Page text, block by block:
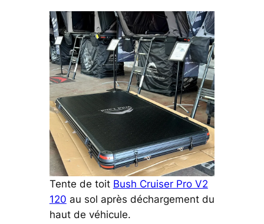
Tente de toit Bush Cruiser Pro V2
120 au sol après déchargement du
haut de véhicule.